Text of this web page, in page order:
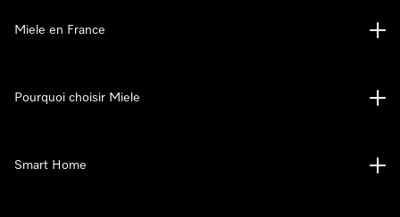
Miele en France
Pourquoi choisir Miele
Smart Home